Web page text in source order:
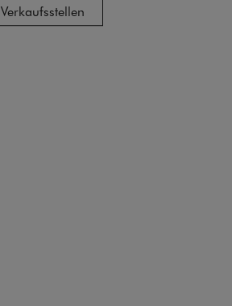
Verkaufsstellen